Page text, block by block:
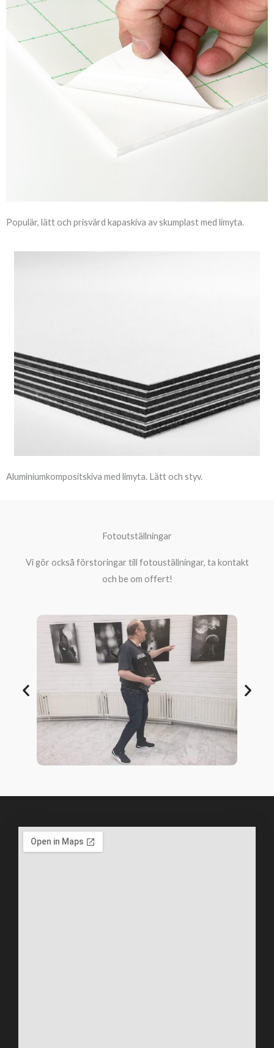
Populär, lätt och prisvärd kapaskiva av skumplast med limyta.
Aluminiumkompositskiva med limyta. Lätt och styv.
Fotoutställningar
Vi gör också förstoringar till fotouställningar, ta kontakt
och be om offert!